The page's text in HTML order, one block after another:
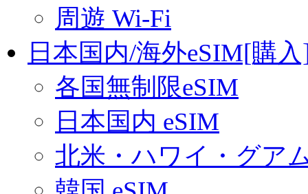
周遊 Wi-Fi
日本国内/海外eSIM[購
各国無制限eSIM
日本国内 eSIM
北米・ハワイ・グア